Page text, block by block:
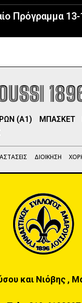
Πρόγραμμα
(Α1) ΜΠΑΣΚΕΤ
ΔΙΟΙΚΗΣΗ
και Νιόβης ,